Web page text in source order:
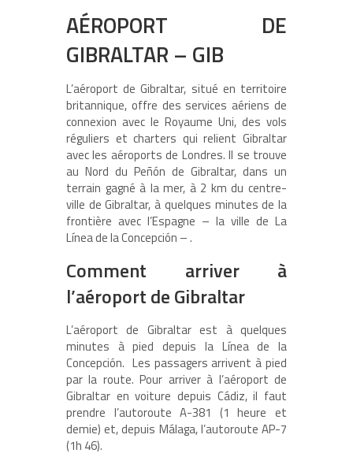
AÉROPORT DE
GIBRALTAR – GIB
L’aéroport de Gibraltar, situé en territoire
britannique, offre des services aériens de
connexion avec le Royaume Uni, des vols
réguliers et charters qui relient Gibraltar
avec les aéroports de Londres. Il se trouve
au Nord du Peñón de Gibraltar, dans un
terrain gagné à la mer, à 2 km du centre-
ville de Gibraltar, à quelques minutes de la
frontière avec l’Espagne – la ville de La
Línea de la Concepción – .
Comment arriver à
l’aéroport de Gibraltar
L’aéroport de Gibraltar est à quelques
minutes à pied depuis la Línea de la
Concepción. Les passagers arrivent à pied
par la route. Pour arriver à l’aéroport de
Gibraltar en voiture depuis Cádiz, il faut
prendre l’autoroute A-381 (1 heure et
demie) et, depuis Málaga, l’autoroute AP-7
(1h 46).